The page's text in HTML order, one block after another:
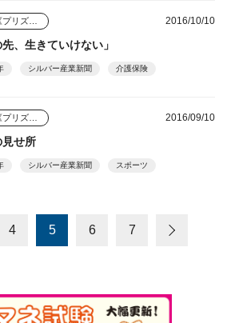
2016/10/10
先、生きていけない」
シルバー産業新聞 介護保険
2016/09/10
せ所
シルバー産業新聞 スポーツ
4 5 6 7